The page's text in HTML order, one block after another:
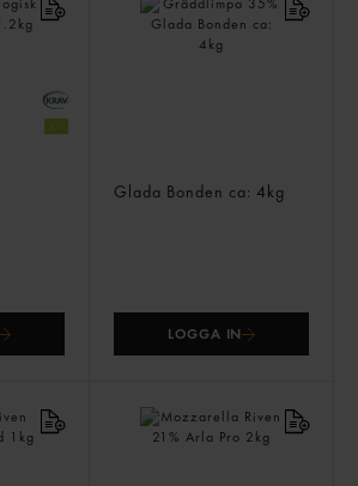
Glada Bonden ca: 4kg
LOGGA IN